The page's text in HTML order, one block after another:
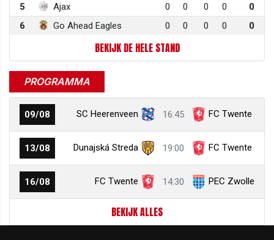
5
Ajax 0 0 0 0
0
6
Go Ahead Eagles 0 0 0 0 0
BEKIJK DE HELE STAND
PROGRAMMA
09/08 SC Heerenveen 16:45 FC Twente
13/08 Dunajská Streda 19:00 FC Twente
16/08 FC Twente 14:30 PEC Zwolle
BEKIJK ALLES